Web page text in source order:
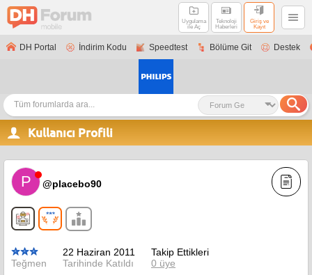
Uygulama
ile Aç
Teknoloji
Haberleri
Giriş ve
Kayıt
DH Portal İndirim Kodu Speedtest Bölüme Git Destek
Kullanıcı Profili
P @placebo90
Teğmen
22 Haziran 2011
Tarihinde Katıldı
Takip Ettikleri
0 üye